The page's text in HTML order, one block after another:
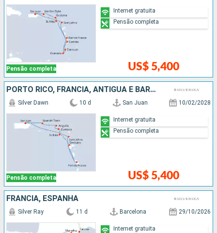
Pensão completa US$ 5,400
Internet gratuita
Pensão completa
PORTO RICO, FRANCIA, ANTIGUA E BARBUDA
Pensão completa
Silver Dawn 10 d San Juan 10/02/2028
US$ 5,400
Internet gratuita
Pensão completa
FRANCIA, ESPANHA
Silver Ray 11 d Barcelona 29/10/2026
Internet gratuita